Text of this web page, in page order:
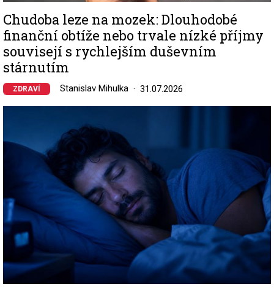
Chudoba leze na mozek: Dlouhodobé
finanční obtíže nebo trvale nízké příjmy
souvisejí s rychlejším duševním
stárnutím
ZDRAVÍ Stanislav Mihulka 31.07.2026